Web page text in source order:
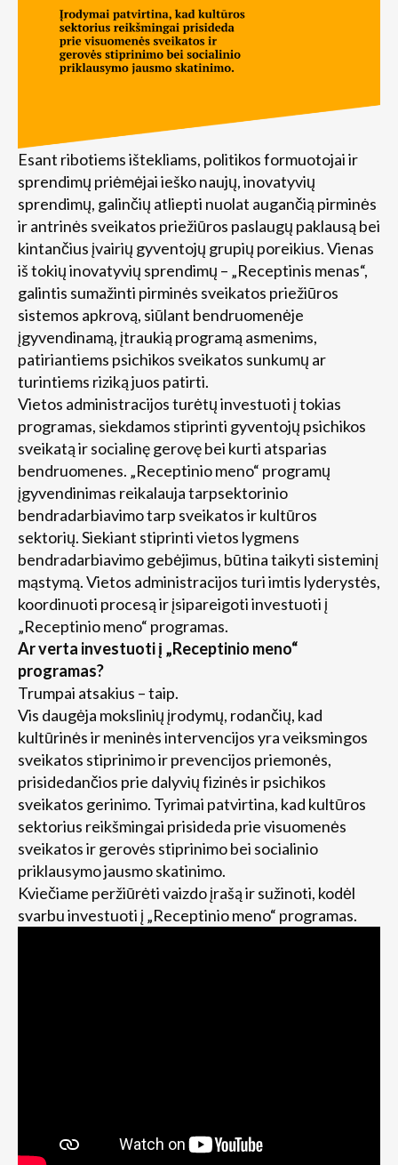
Esant ribotiems ištekliams, politikos formuotojai ir
sprendimų priėmėjai ieško naujų, inovatyvių
sprendimų, galinčių atliepti nuolat augančią pirminės
ir antrinės sveikatos priežiūros paslaugų paklausą bei
kintančius įvairių gyventojų grupių poreikius. Vienas
iš tokių inovatyvių sprendimų – „Receptinis menas“,
galintis sumažinti pirminės sveikatos priežiūros
sistemos apkrovą, siūlant bendruomenėje
įgyvendinamą, įtraukią programą asmenims,
patiriantiems psichikos sveikatos sunkumų ar
turintiems riziką juos patirti.
Vietos administracijos turėtų investuoti į tokias
programas, siekdamos stiprinti gyventojų psichikos
sveikatą ir socialinę gerovę bei kurti atsparias
bendruomenes. „Receptinio meno“ programų
įgyvendinimas reikalauja tarpsektorinio
bendradarbiavimo tarp sveikatos ir kultūros
sektorių. Siekiant stiprinti vietos lygmens
bendradarbiavimo gebėjimus, būtina taikyti sisteminį
mąstymą. Vietos administracijos turi imtis lyderystės,
koordinuoti procesą ir įsipareigoti investuoti į
„Receptinio meno“ programas.
Ar verta investuoti į „Receptinio meno“
programas?
Trumpai atsakius – taip.
Vis daugėja mokslinių įrodymų, rodančių, kad
kultūrinės ir meninės intervencijos yra veiksmingos
sveikatos stiprinimo ir prevencijos priemonės,
prisidedančios prie dalyvių fizinės ir psichikos
sveikatos gerinimo. Tyrimai patvirtina, kad kultūros
sektorius reikšmingai prisideda prie visuomenės
sveikatos ir gerovės stiprinimo bei socialinio
priklausymo jausmo skatinimo.
Kviečiame peržiūrėti vaizdo įrašą ir sužinoti, kodėl
svarbu investuoti į „Receptinio meno“ programas.